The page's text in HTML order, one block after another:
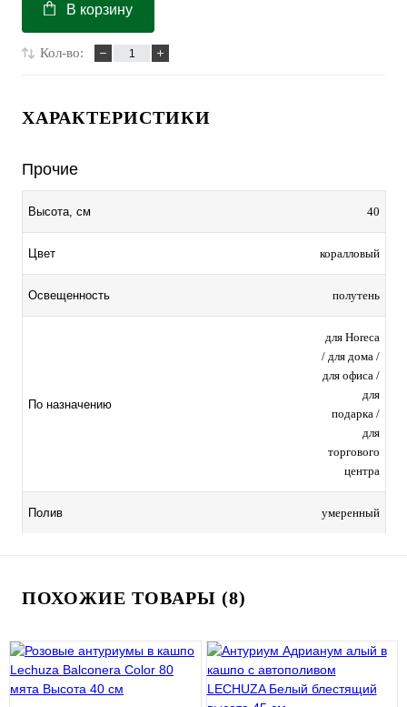
В корзину
Кол-во:
ХАРАКТЕРИСТИКИ
Прочие
Высота, см 40
Цвет коралловый
Освещенность полутень
По назначению
для Horeca
/ для дома /
для офиса /
для
подарка /
для
торгового
центра
Полив умеренный
ПОХОЖИЕ ТОВАРЫ (8)